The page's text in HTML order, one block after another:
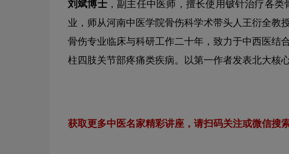
刘斌博士，副主任中医师，擅长使用铍针治疗各
业，师从河南中医学院骨伤科学术带头人王衍全教
骨伤专业临床与科研工作二十年，致力于中西医结
柱四肢关节部疼痛类疾病。以第一作者发表北大核
获取更多中医名家精彩讲座，请扫码关注或微信搜